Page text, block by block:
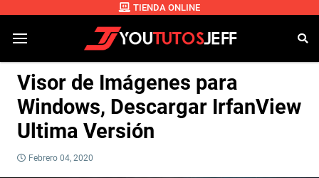
TIENDA ONLINE
Visor de Imágenes para
Windows, Descargar IrfanView
Ultima Versión
Febrero 04, 2020